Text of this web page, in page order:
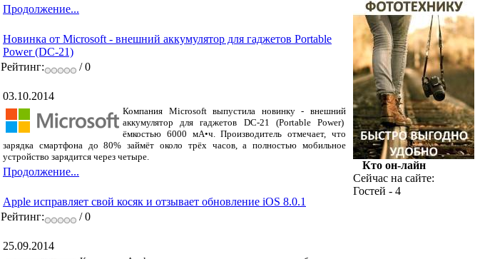
Продолжение...
Новинка от Microsoft - внешний аккумулятор для гаджетов Portable
Power (DC-21)
Рейтинг:
/ 0
03.10.2014
Компания Microsoft выпустила новинку - внешний
аккумулятор для гаджетов DC-21 (Portable Power)
ёмкостью 6000 мА•ч. Производитель отмечает, что
зарядка смартфона до 80% займёт около трёх часов, а полностью мобильное
устройство зарядится через четыре.
Продолжение...
Apple исправляет свой косяк и отзывает обновление iOS 8.0.1
Рейтинг:
/ 0
25.09.2014
Кто он-лайн
Сейчас на сайте:
Гостей - 4